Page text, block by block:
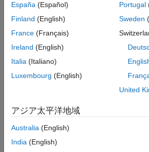
España (Español)
Finland (English)
France (Français)
Ireland (English)
Italia (Italiano)
Luxembourg (English)
Portugal
Sweden
United
アジア太平洋地域
Australia (English)
India (English)